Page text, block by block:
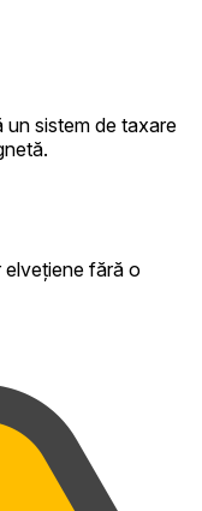
un sistem de taxare
fără o